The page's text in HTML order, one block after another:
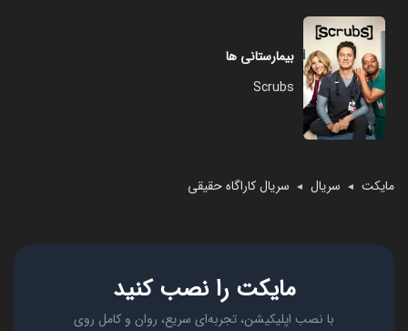
بیمارستانی ها
Scrubs
مایکت ◄ سریال ◄ سریال کاراگاه حقیقی
مایکت را نصب کنید
با نصب اپلیکیشن، تجربه‌ای سریع، روان و کامل روی